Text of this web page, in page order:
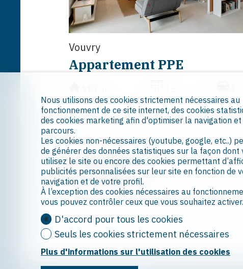
Vouvry
Appartement PPE
Nous utilisons des cookies strictement nécessaires au
fonctionnement de ce site internet, des cookies
des cookies marketing afin d'optimiser la navigation
parcours.
Les cookies non-nécessaires (youtube, google, etc..)
de générer des données statistiques sur la façon dont
utilisez le site ou encore des cookies permettant
publicités personnalisées sur leur site en fonction de
navigation et de votre profil.
À l’exception des cookies nécessaires au
vous pouvez contrôler ceux que vous souhaitez activer.
D'accord pour tous les cookies
Seuls les cookies strictement nécessaires
Plus d'informations sur l'utilisation des cookies